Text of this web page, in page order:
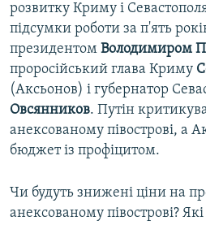
Усі сайти RFE/RL
розвитку Криму і
підсумки роботи за п'ять
президентом Володимиром
проросійський глава Криму
(Аксьонов) і губернатор
Овсянников. Путін
анексованому півострові, а
бюджет із профіцитом.
Чи будуть знижені ціни на
анексованому​ півострові?